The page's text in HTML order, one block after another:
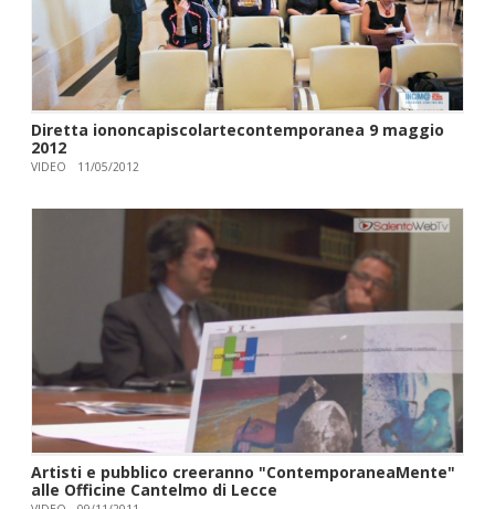
Diretta iononcapiscolartecontemporanea 9 maggio
2012
VIDEO 11/05/2012
Artisti e pubblico creeranno "ContemporaneaMente"
alle Officine Cantelmo di Lecce